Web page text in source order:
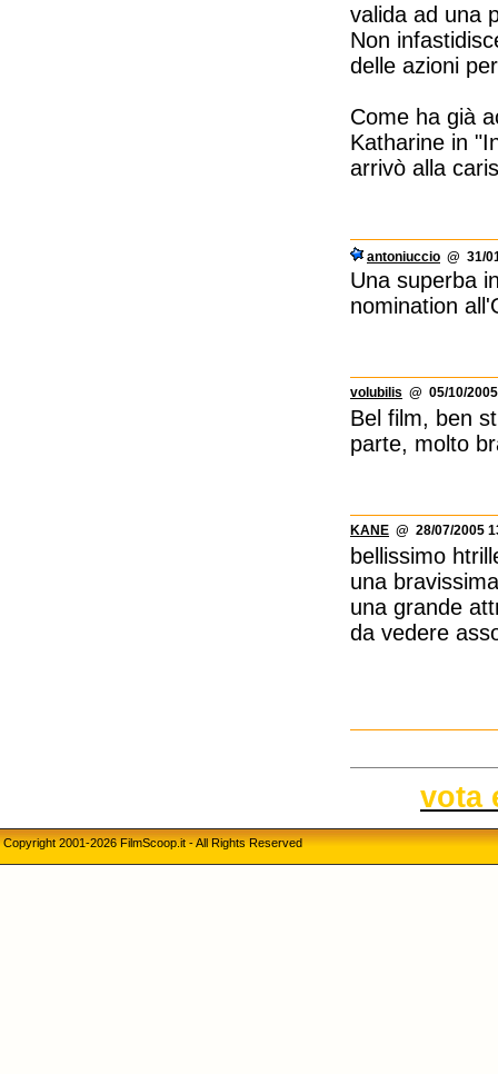
valida ad una
Non
delle azioni
Come ha già
Katharine in
arrivò alla
antoniuccio @ 31/
Una superba
nomination
volubilis @ 05/10/
Bel film, ben
parte, molto
KANE @ 28/07/2005
bellissimo
una
una grande
da vedere
vota
Copyright 2001-2026 FilmScoop.it - All Rights Reserved